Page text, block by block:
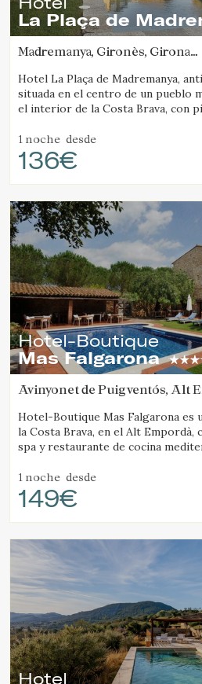
La Plaça de
Madremanya, Gironès, Girona
Hotel La Plaça de Madremanya,
situada en el centro de un pueblo
el interior de la Costa Brava, con
1 noche desde
136€
Hotel-Boutique
Mas Falgarona
Avinyonet de Puigventós, Alt
Hotel-Boutique Mas Falgarona es
la Costa Brava, en el Alt Empordà,
spa y restaurante de cocina
1 noche desde
149€
Hotel